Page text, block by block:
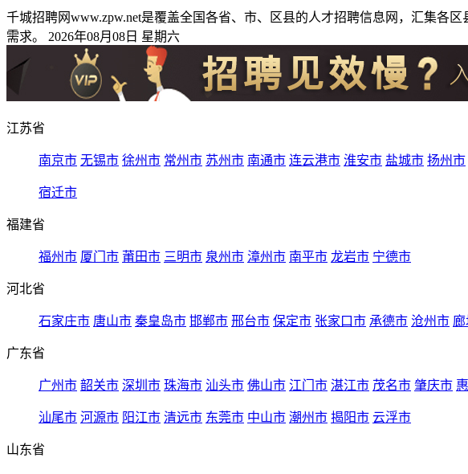
千城招聘网www.zpw.net是覆盖全国各省、市、区县的人才招聘信息网，汇集各
需求。 2026年08月08日 星期六
江苏省
南京市 无锡市 徐州市 常州市 苏州市 南通市 连云港市 淮安市 盐城市 扬州市
宿迁市
福建省
福州市 厦门市 莆田市 三明市 泉州市 漳州市 南平市 龙岩市 宁德市
河北省
石家庄市 唐山市 秦皇岛市 邯郸市 邢台市 保定市 张家口市 承德市 沧州市
广东省
广州市 韶关市 深圳市 珠海市 汕头市 佛山市 江门市 湛江市 茂名市 肇庆市
汕尾市 河源市 阳江市 清远市 东莞市 中山市 潮州市 揭阳市 云浮市
山东省